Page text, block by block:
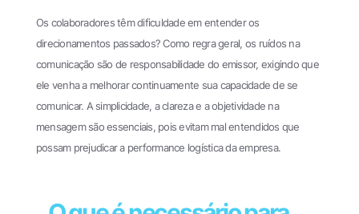
Os colaboradores têm dificuldade em entender os
direcionamentos passados? Como regra geral, os ruídos na
comunicação são de responsabilidade do emissor, exigindo que
ele venha a melhorar continuamente sua capacidade de se
comunicar. A simplicidade, a clareza e a objetividade na
mensagem são essenciais, pois evitam mal entendidos que
possam prejudicar a performance logística da empresa.